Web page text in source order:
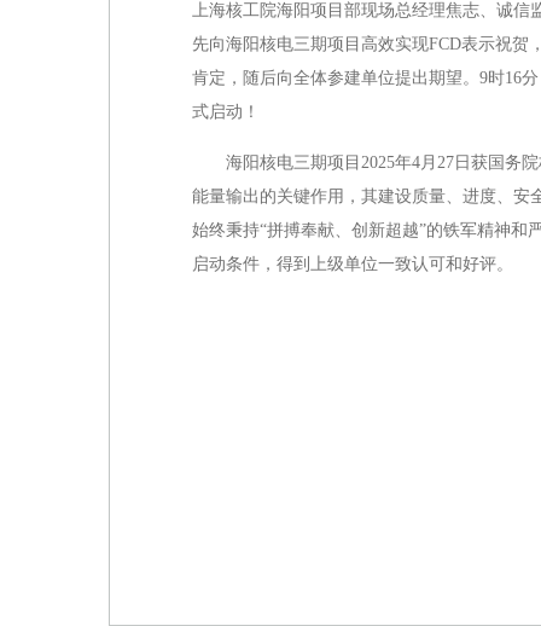
上海核工院海阳项目部现场总经理焦志、诚信
先向海阳核电三期项目高效实现FCD表示祝
肯定，随后向全体参建单位提出期望。9时16
式启动！
海阳核电三期项目2025年4月27日获国务
能量输出的关键作用，其建设质量、进度、安
始终秉持“拼搏奉献、创新超越”的铁军精神和
启动条件，得到上级单位一致认可和好评。